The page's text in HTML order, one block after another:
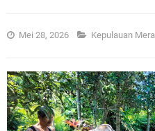
Mei 28, 2026 Kepulauan